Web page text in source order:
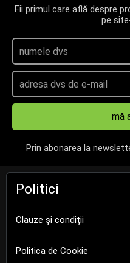
Fii primul care află despre
pe
mă
Prin abonarea la
Politici
Clauze și condiții
Politica de Cookie